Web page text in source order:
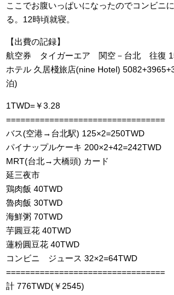
ここでお腹いっぱいになったのでコンビニ
る。12時頃就寝。
【出費の記録】
航空券 タイガーエア 関空－台北 往復
ホテル 久居棧旅店(nine Hotel)
泊)
1TWD=￥3.28
=================================
バス(空港→台北駅) 125×2=250TWD
パイナップルケーキ 200×2+42=242TWD
MRT(台北→大橋頭) カード
延三夜市
鶏肉飯 40TWD
魯肉飯 30TWD
海鮮粥 70TWD
芋圓豆花 40TWD
蓮粉圓豆花 40TWD
コンビニ ジュース 32×2=64TWD
=================================
計 776TWD(￥2545)